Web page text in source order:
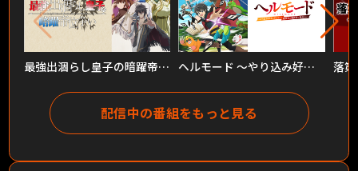
最強出涸らし皇子の暗躍帝位争い ヘルモード ～やり込み好きのゲーマーは廃設定の異世界で無双する～
配信中の番組をもっと見る